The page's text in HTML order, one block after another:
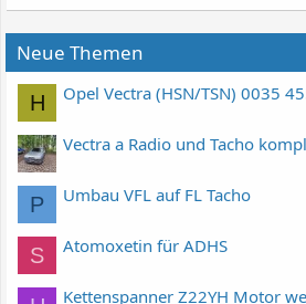
Neue Themen
H Opel Vectra (HSN/TSN) 0035
Vectra a Radio und Tacho
P Umbau VFL auf FL Tacho
S Atomoxetin für ADHS
Kettenspanner Z22YH Motor